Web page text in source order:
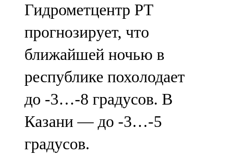
Чүпрәле
91,0 FM
Шәмәрдән
102,3 FM
Яңа чишмә
107,0 FM
Яр Чаллы
Гидрометцентр РТ
прогнозирует, что
ближайшей ночью в
республике похолодает
до -3…-8 градусов. В
Казани — до -3…-5
градусов.